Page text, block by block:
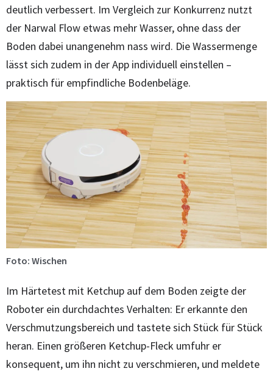
deutlich verbessert. Im Vergleich zur Konkurrenz nutzt
der Narwal Flow etwas mehr Wasser, ohne dass der
Boden dabei unangenehm nass wird. Die Wassermenge
lässt sich zudem in der App individuell einstellen –
praktisch für empfindliche Bodenbeläge.
Foto: Wischen
Im Härtetest mit Ketchup auf dem Boden zeigte der
Roboter ein durchdachtes Verhalten: Er erkannte den
Verschmutzungsbereich und tastete sich Stück für Stück
heran. Einen größeren Ketchup-Fleck umfuhr er
konsequent, um ihn nicht zu verschmieren, und meldete